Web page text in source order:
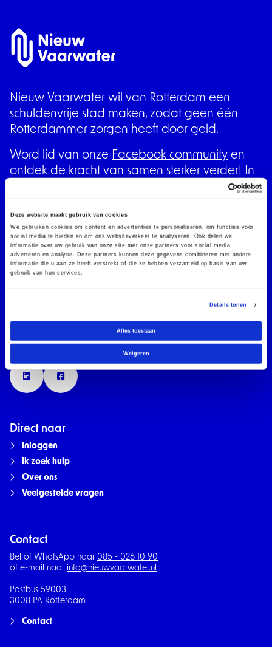
Deze website maakt gebruik van cookies
We gebruiken cookies om content en advertenties te personaliseren, om functies voor
social media te bieden en om ons websiteverkeer te analyseren. Ook delen we
informatie over uw gebruik van onze site met onze partners voor social media,
adverteren en analyse. Deze partners kunnen deze gegevens combineren met andere
informatie die u aan ze heeft verstrekt of die ze hebben verzameld op basis van uw
gebruik van hun services.
Details tonen
Alles toestaan
Weigeren
Nieuw Vaarwater wil van Rotterdam een
schuldenvrije stad maken, zodat geen één
Rotterdammer zorgen heeft door geld.
Word lid van onze Facebook community en
ontdek de kracht van samen sterker verder! In
deze groep helpen we elkaar met tips, stellen
we vragen en delen we ervaringen over geld
en financiën.
Aangesloten bij
Volg ons
LinkedIn Facebook
Direct naar
Inloggen
Ik zoek hulp
Over ons
Veelgestelde vragen
Contact
Bel of WhatsApp naar 085 - 026 10 90
of e-mail naar info@nieuwvaarwater.nl
Postbus 59003
3008 PA Rotterdam
Contact